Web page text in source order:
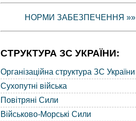
НОРМИ ЗАБЕЗПЕЧЕННЯ »»
СТРУКТУРА ЗС УКРАЇНИ:
Організаційна структура ЗС України
Сухопутні війська
Повітряні Сили
Військово-Морські Сили